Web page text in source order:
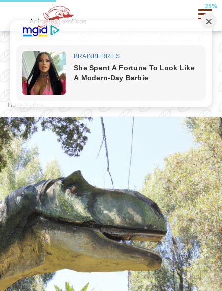
25%
Clamidosaurio de king
hace 3 años